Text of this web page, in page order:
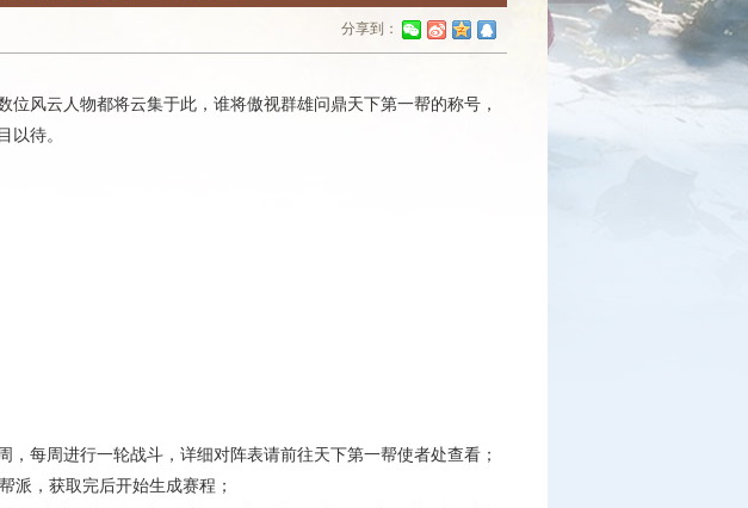
分享到：
风云人物都将云集于此，谁将傲视群雄问鼎天下第一帮的称号，
以待。
每周进行一轮战斗，详细对阵表请前往天下第一帮使者处查看；
，获取完后开始生成赛程；